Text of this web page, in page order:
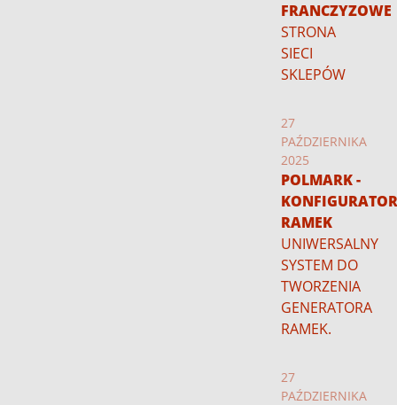
FRANCZYZOWE
STRONA
SIECI
SKLEPÓW
27
PAŹDZIERNIKA
2025
POLMARK -
RAMEK
UNIWERSALNY
SYSTEM DO
TWORZENIA
GENERATORA
RAMEK.
27
PAŹDZIERNIKA